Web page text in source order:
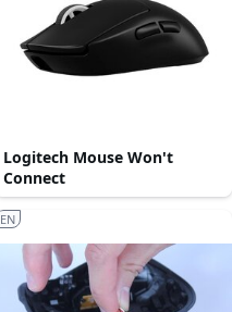
Logitech Mouse Won't
Connect
EN